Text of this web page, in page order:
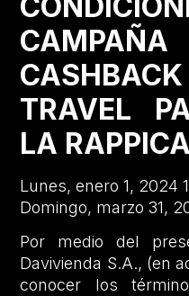
TRAVEL
LA
Lunes, enero 1, 2024
Domingo, marzo 31,
Por medio del
Davivienda S.A., (en
conocer los